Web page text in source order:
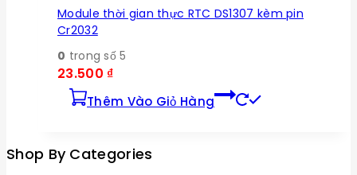
Module thời gian thực RTC DS1307 kèm pin
Cr2032
0 trong số 5
23.500 ₫
Thêm Vào Giỏ Hàng
Shop By Categories